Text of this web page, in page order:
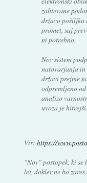
zahtevane
državo pošiljka
promet, saj
ni potrebno.
Nov sistem
natovarjanja in
državi prejme
odpremljeno
analizo
uvoza je hitrejši.
Vir: https://
"Nov" postopek, ki
let, dokler ne bo